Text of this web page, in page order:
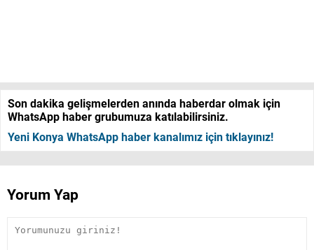
Son dakika gelişmelerden anında haberdar olmak için
WhatsApp haber grubumuza katılabilirsiniz.
Yeni Konya WhatsApp haber kanalımız için tıklayınız!
Yorum Yap